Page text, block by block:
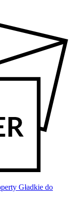
Gładkie do